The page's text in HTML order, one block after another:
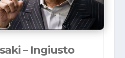
– Ingiusto